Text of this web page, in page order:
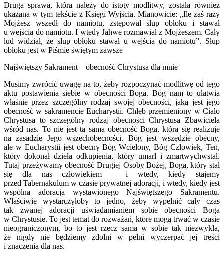
Druga sprawa, która należy do istoty modlitwy, została również
uka­zana w tym tekście z Księgi Wyjścia. Mianowicie: „Ile zaś razy
Mojżesz wszedł do namiotu, zstępował słup obłoku i stawał
u wejścia do namiotu. I wtedy Jahwe rozmawiał z Mojżeszem. Cały
lud widział, że słup obłoku stawał u wejścia do namiotu”. Słup
obłoku jest w Piśmie świętym zawsze
Najświętszy Sakrament – obecność Chrystusa dla mnie
Musimy zwrócić uwagę na to, żeby rozpoczynać modlitwę od tego
aktu postawienia siebie w obecności Boga. Bóg nam to ułatwia
właśnie przez szczególny rodzaj swojej obecności, jaką jest jego
obecność w sakra­mencie Eucharystii. Chleb przemieniony w Ciało
Chrystusa to szczególny rodzaj obecności Chrystusa Zbawiciela
wśród nas. To nie jest ta sama obecność Boga, która się realizuje
na zasadzie Jego wszechobecności. Bóg jest wszędzie obecny,
ale w Eucharystii jest obecny Bóg Wcielony, Bóg Człowiek, Ten,
który dokonał dzieła odkupienia, który umarł i zmartwych­wstał.
Tutaj przeżywamy obecność Drugiej Osoby Bożej, Boga, który stał
się dla nas człowiekiem – i wtedy, kiedy stajemy
przed Tabernakulum w czasie prywatnej adoracji, i wtedy, kiedy jest
wspólna adoracja wystawio­nego Najświętszego Sakramentu.
Właściwie wystarczyłoby to jedno, żeby wypełnić cały czas
tak zwanej adoracji uświadamianiem sobie obecności Boga
w Chrystusie. To jest temat do rozważań, które mogą trwać w czasie
nieograniczonym, bo to jest rzecz sama w sobie tak niezwykła,
że nigdy nie będziemy zdolni w pełni wyczerpać jej treści
i znaczenia dla nas.